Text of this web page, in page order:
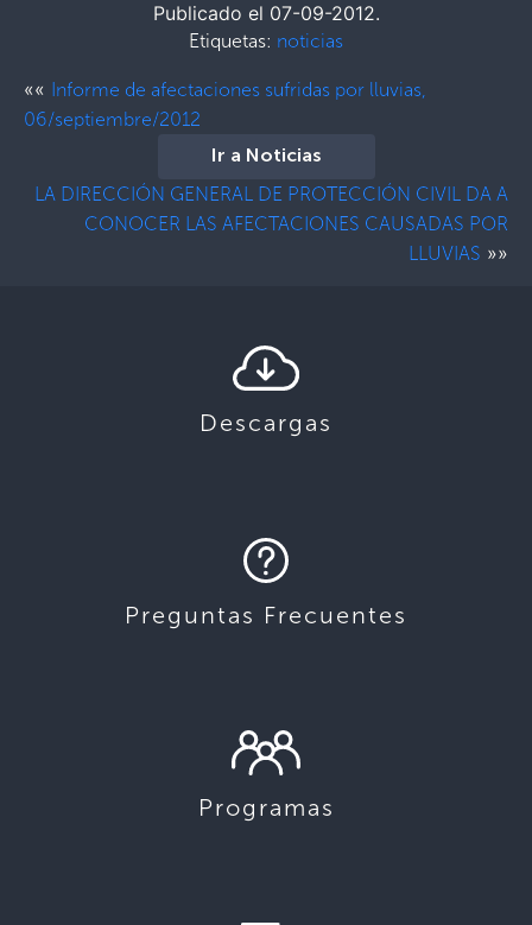
Publicado el 07-09-2012.
Etiquetas: noticias
«« Informe de afectaciones sufridas por lluvias,
06/septiembre/2012
Ir a Noticias
LA DIRECCIÓN GENERAL DE PROTECCIÓN CIVIL DA A
CONOCER LAS AFECTACIONES CAUSADAS POR
LLUVIAS »»
Descargas
Preguntas Frecuentes
Programas